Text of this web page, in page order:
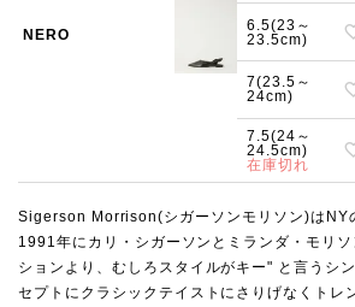
NERO
6.5(23～
23.5cm)
7(23.5～
24cm)
7.5(24～
24.5cm)
在庫切れ
Sigerson Morrison(シガーソンモリソン)はNY
1991年にカリ・シガーソンとミランダ・モリ
ションより、むしろスタイルがキー" と言うシ
セプトにクラシックテイストにさりげなくトレ